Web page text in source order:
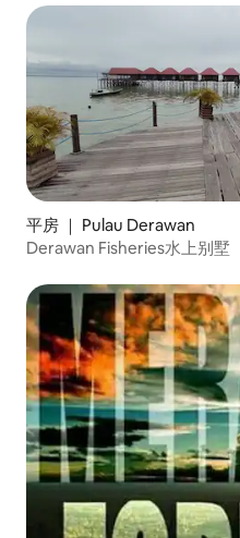
平房 ｜ Pulau Derawan
Derawan Fisheries水上别墅